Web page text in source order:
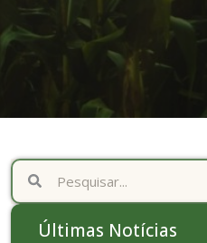
Últimas Notícias